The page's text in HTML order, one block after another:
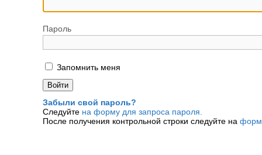
Пароль
Запомнить меня
Забыли свой пароль?
Следуйте на форму для запроса пароля.
После получения контрольной строки следуйте на